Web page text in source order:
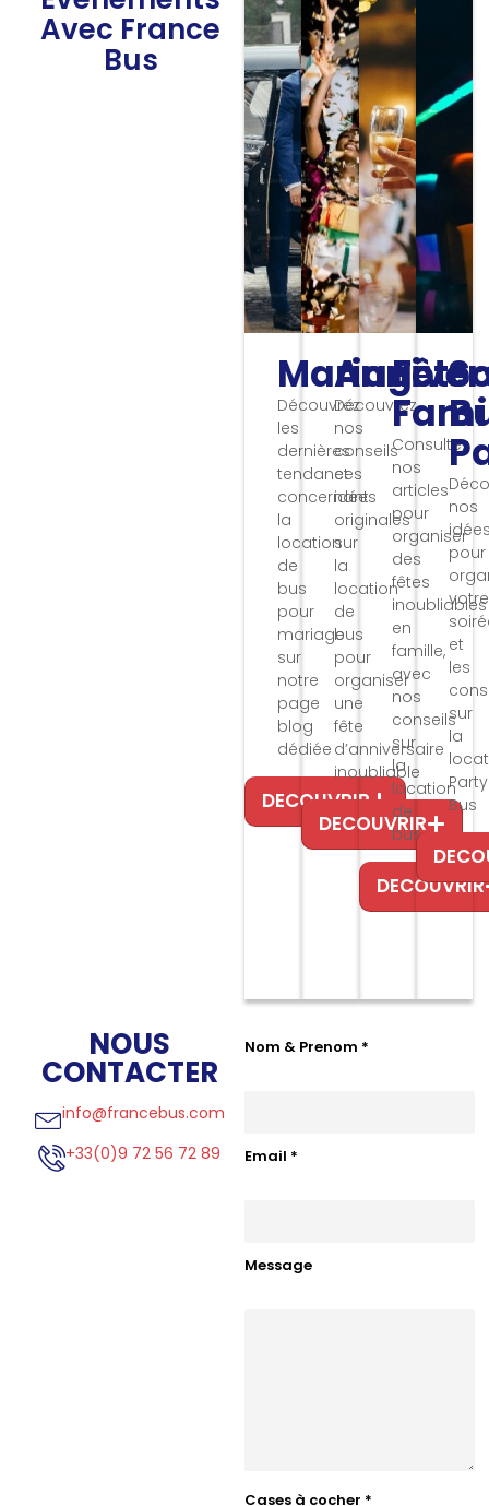
Avec France
Bus
Mariage
Découvrez
les
dernières
tendances
concernant
la
location
de
bus
pour
mariage
sur
notre
page
blog
dédiée
DECOUVRIR
Découvrez
nos
conseils
et
idées
originales
sur
la
location
de
bus
pour
organiser
une
fête
d’anniversaire
inoubliable
DECOUVRIR
Fête
Consultez
nos
articles
pour
organiser
des
fêtes
inoubliables
en
famille,
avec
nos
conseils
sur
la
location
de
bus
DECOUVRIR
nos
pour
votre
et
les
sur
la
Party
Bus
NOUS
CONTACTER
info@francebus.com
+33(0)9 72 56 72 89
Nom & Prenom *
Email *
Message
Cases à cocher *